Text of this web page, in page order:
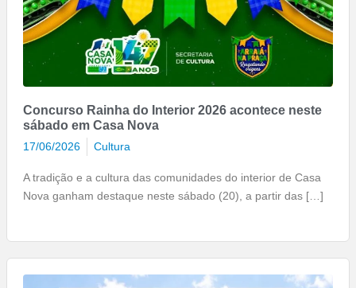
Concurso Rainha do Interior 2026 acontece neste
sábado em Casa Nova
17/06/2026 Cultura
A tradição e a cultura das comunidades do interior de Casa
Nova ganham destaque neste sábado (20), a partir das […]